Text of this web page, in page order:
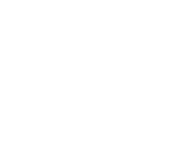
en Rangel
Prehospitalaria
de ruralidad
a